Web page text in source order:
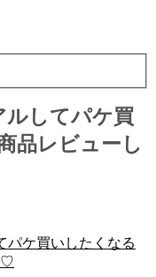
ルしてパケ買
品レビューし
パケ買いしたくなる
♡